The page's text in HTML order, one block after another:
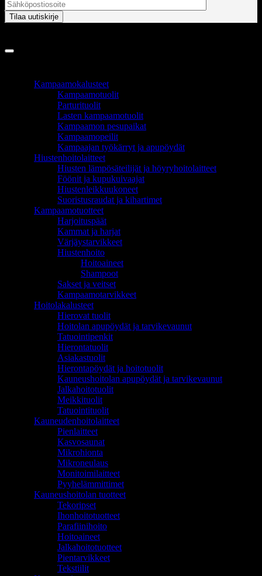
Kampaamokalusteet
Kampaamotuolit
Parturituolit
Lasten kampaamotuolit
Kampaamon pesupaikat
Kampaamopeilit
Kampaajan työkärryt ja apupöydät
Hiustenhoitolaitteet
Hiusten lämpösäteilijät ja höyryhoitolaitteet
Föönit ja kupukuivaajat
Hiustenleikkuukoneet
Suoristusraudat ja kihartimet
Kampaamotuotteet
Harjoituspäät
Kammat ja harjat
Värjäystarvikkeet
Hiustenhoito
Hoitoaineet
Shampoot
Sakset ja veitset
Kampaamotarvikkeet
Hoitolakalusteet
Hierovat tuolit
Hoitolan apupöydät ja tarvikevaunut
Tatuointipenkit
Hierontatuolit
Asiakastuolit
Hierontapöydät ja hoitotuolit
Kauneushoitolan apupöydät ja tarvikevaunut
Jalkahoitotuolit
Meikkituolit
Tatuointituolit
Kauneudenhoitolaitteet
Pienlaitteet
Kasvosaunat
Mikrohionta
Mikroneulaus
Monitoimilaitteet
Pyyhelämmittimet
Kauneushoitolan tuotteet
Tekoripset
Ihonhoitotuotteet
Parafiinihoito
Hoitoaineet
Jalkahoitotuotteet
Pientarvikkeet
Tekstiilit